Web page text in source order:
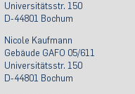
Universitätsstr. 150
D-44801 Bochum
Nicole Kaufmann
Gebäude GAFO 05/611
Universitätsstr. 150
D-44801 Bochum